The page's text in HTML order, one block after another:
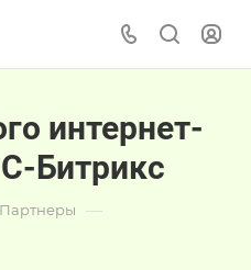
интернет-
Битрикс
Партнеры —